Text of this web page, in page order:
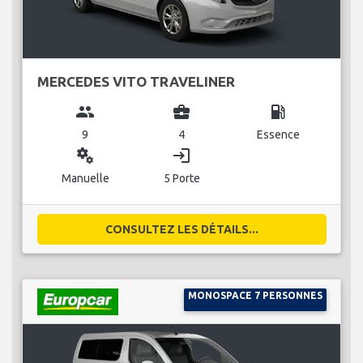
MERCEDES VITO TRAVELINER
group
9
business_center
4
local_gas_station
Essence
miscellaneous_services
Manuelle
login
5 Porte
CONSULTEZ LES DÉTAILS...
MONOSPACE 7 PERSONNES